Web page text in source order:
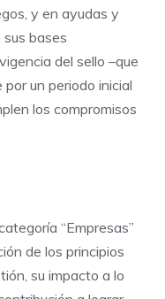
y en ayudas y
bases
del sello –que
un periodo inicial
los compromisos
“Empresas”
de los principios
su impacto a lo